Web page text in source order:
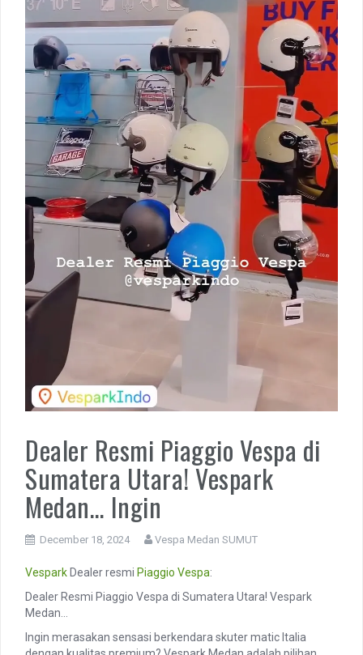
Dealer Resmi Piaggio Vespa di
Sumatera Utara! Vespark
Medan… Ingin
December 18, 2024 Vespa Medan SUMUT
Vespark Dealer resmi Piaggio Vespa:
Dealer Resmi Piaggio Vespa di Sumatera Utara! Vespark
Medan…
Ingin merasakan sensasi berkendara skuter matic Italia